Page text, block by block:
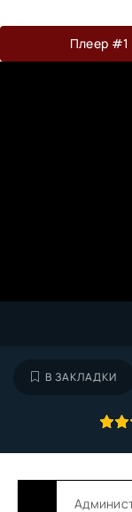
Плеер #1
В ЗАКЛАДКИ